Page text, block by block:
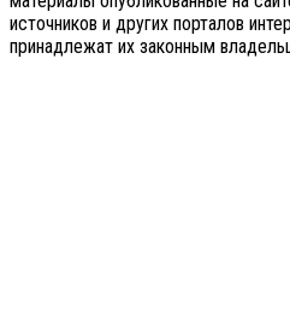
источников и других порталов
принадлежат их законным